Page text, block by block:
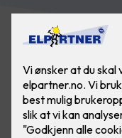
Smart
Ikke bare blir det
deg også lavere
det enda viktigere å
sine.